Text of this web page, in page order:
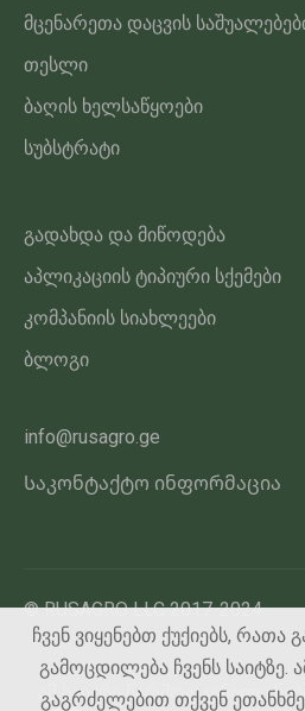
მცენარეთა დაცვის
თესლი
ბაღის ხელსაწყოები
სუბსტრატი
გადახდა და მიწოდება
აპლიკაციის ტიპიური სქემები
კომპანიის სიახლეები
ბლოგი
info@rusagro.ge
Საკონტაქტო ინფორმაცია
© RUSAGRO LLC 2017-2024
ამ საიტზე წარმოდგენილი
ჩვენ ვიყენებთ ქუქიებს, რათა
გამოცდილება ჩვენს საიტზე.
გაგრძელებით თქვენ